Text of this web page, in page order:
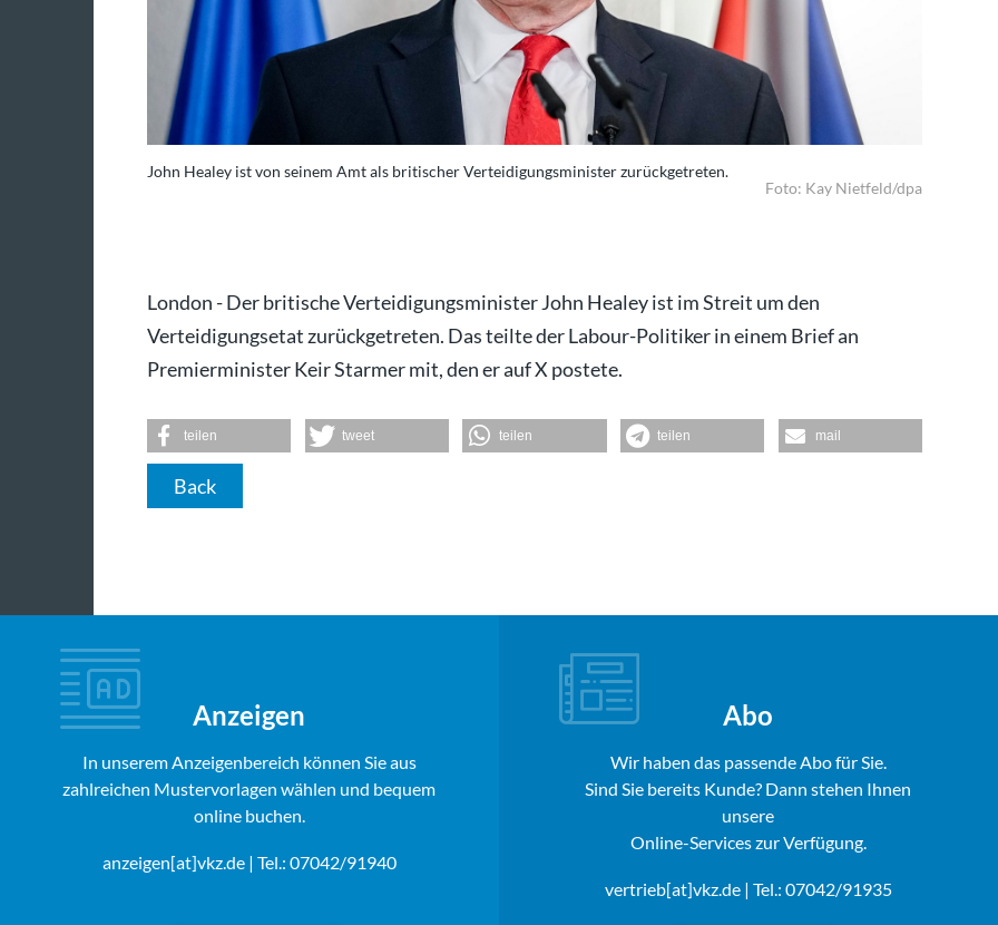
John Healey ist von seinem Amt als britischer Verteidigungsminister zurückgetreten.
Foto: Kay Nietfeld/dpa
London - Der britische Verteidigungsminister John Healey ist im Streit um den
Verteidigungsetat zurückgetreten. Das teilte der Labour-Politiker in einem Brief an
Premierminister Keir Starmer mit, den er auf X postete.
teilen tweet teilen teilen mail
Back
Anzeigen
In unserem Anzeigenbereich können Sie aus
zahlreichen Mustervorlagen wählen und bequem
online buchen.
anzeigen[at]vkz.de| Tel.: 07042/91940
Abo
Wir haben das passende Abo für Sie.
Sind Sie bereits Kunde? Dann stehen Ihnen
unsere
Online-Services zur Verfügung.
vertrieb[at]vkz.de| Tel.: 07042/91935